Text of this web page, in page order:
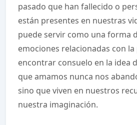
pasado que han fallecido o
están presentes en nuestras
puede servir como una forma
emociones relacionadas con
encontrar consuelo en la idea
que amamos nunca nos
sino que viven en nuestros
nuestra imaginación.